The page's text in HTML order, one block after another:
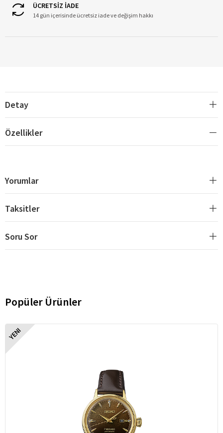
ÜCRETSİZ İADE
14 gün içerisinde ücretsiz iade ve değişim hakkı
Detay
Özellikler
Yorumlar
Taksitler
Soru Sor
Popüler Ürünler
YENI